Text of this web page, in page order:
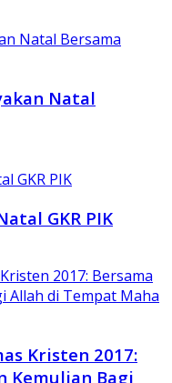
Natal
GKR PIK
Kristen 2017:
Kemulian Bagi